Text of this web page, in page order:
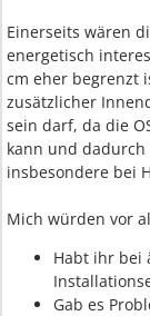
Einerseits wären
energetisch
cm eher begrenzt
zusätzlicher
sein darf, da die
kann und
insbesondere bei
Mich würden vor
Habt ihr bei
Gab es